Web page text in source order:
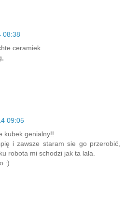
08:38
ceramiek.
09:05
kubek genialny!!
i zawsze staram sie go przerobić,
robota mi schodzi jak ta lala.
:)